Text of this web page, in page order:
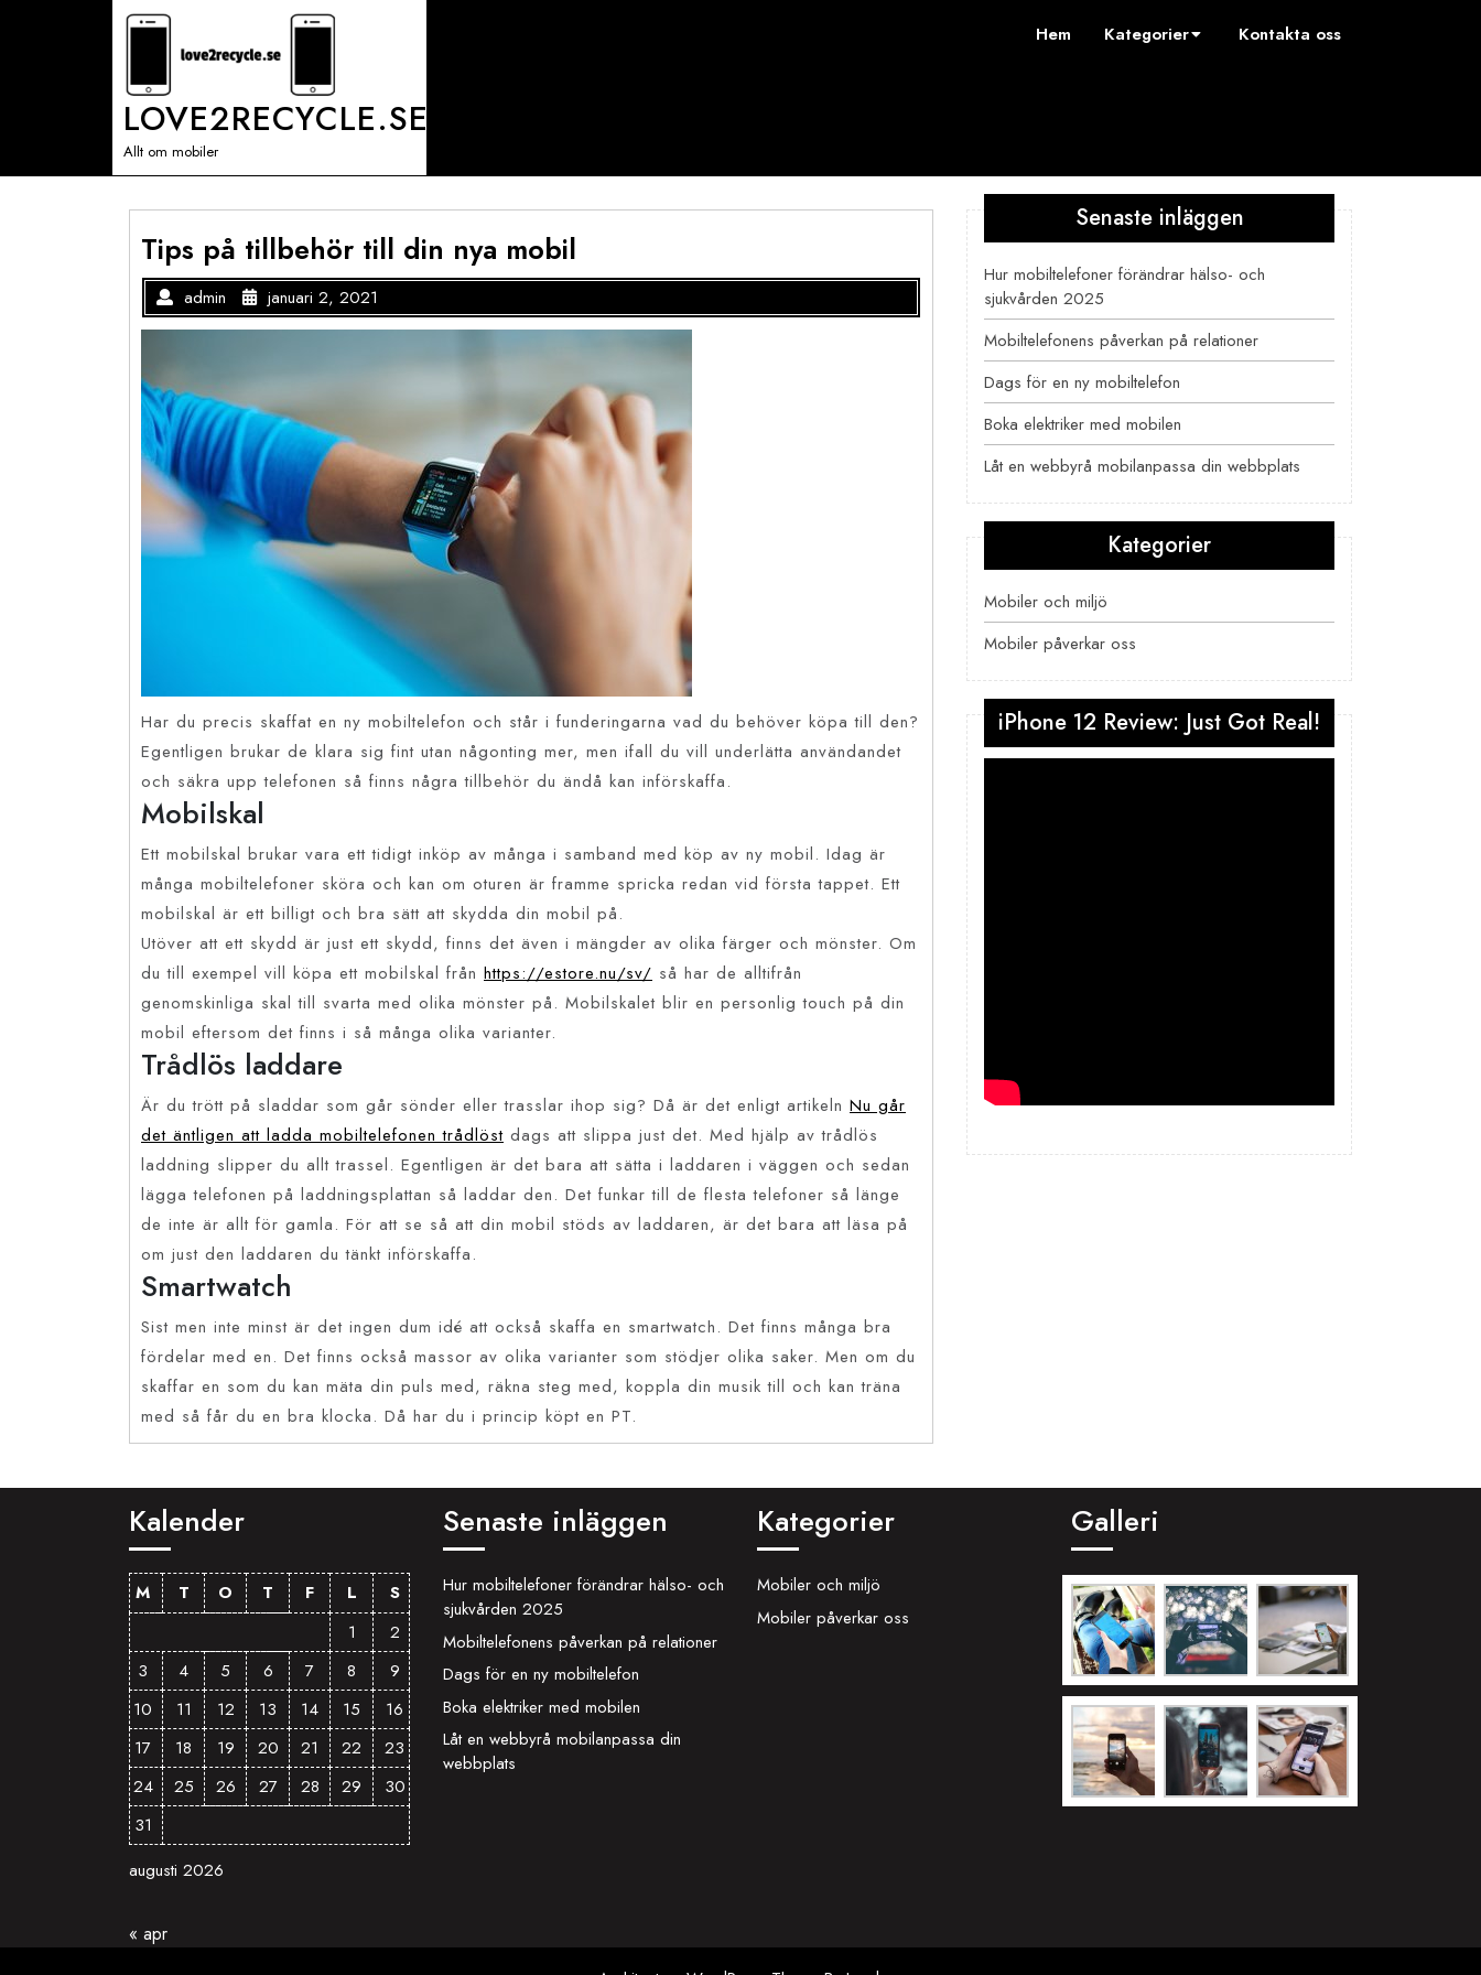
LOVE2RECYCLE.SE
Allt om mobiler
Hem Kategorier Kontakta oss
Tips på tillbehör till din nya mobil
admin januari 2, 2021
Har du precis skaffat en ny mobiltelefon och står i funderingarna vad du behöver köpa till den?
Egentligen brukar de klara sig fint utan någonting mer, men ifall du vill underlätta användandet
och säkra upp telefonen så finns några tillbehör du ändå kan införskaffa.
Mobilskal
Ett mobilskal brukar vara ett tidigt inköp av många i samband med köp av ny mobil. Idag är
många mobiltelefoner sköra och kan om oturen är framme spricka redan vid första tappet. Ett
mobilskal är ett billigt och bra sätt att skydda din mobil på.
Utöver att ett skydd är just ett skydd, finns det även i mängder av olika färger och mönster. Om
du till exempel vill köpa ett mobilskal från https://estore.nu/sv/ så har de alltifrån
genomskinliga skal till svarta med olika mönster på. Mobilskalet blir en personlig touch på din
mobil eftersom det finns i så många olika varianter.
Trådlös laddare
Är du trött på sladdar som går sönder eller trasslar ihop sig? Då är det enligt artikeln Nu går
det äntligen att ladda mobiltelefonen trådlöst dags att slippa just det. Med hjälp av trådlös
laddning slipper du allt trassel. Egentligen är det bara att sätta i laddaren i väggen och sedan
lägga telefonen på laddningsplattan så laddar den. Det funkar till de flesta telefoner så länge
de inte är allt för gamla. För att se så att din mobil stöds av laddaren, är det bara att läsa på
om just den laddaren du tänkt införskaffa.
Smartwatch
Sist men inte minst är det ingen dum idé att också skaffa en smartwatch. Det finns många bra
fördelar med en. Det finns också massor av olika varianter som stödjer olika saker. Men om du
skaffar en som du kan mäta din puls med, räkna steg med, koppla din musik till och kan träna
med så får du en bra klocka. Då har du i princip köpt en PT.
Senaste inläggen
Hur mobiltelefoner förändrar hälso- och
sjukvården 2025
Mobiltelefonens påverkan på relationer
Dags för en ny mobiltelefon
Boka elektriker med mobilen
Låt en webbyrå mobilanpassa din webbplats
Kategorier
Mobiler och miljö
Mobiler påverkar oss
iPhone 12 Review: Just Got Real!
Kalender
augusti 2026
M T O T F L
S
1
2
3
4 5 6 7 8
9
10
11 12 13 14 15
16
17
18 19 20 21 22
23
24
25 26 27 28 29
30
31
« apr
Senaste inläggen
Hur mobiltelefoner förändrar hälso- och
sjukvården 2025
Mobiltelefonens påverkan på relationer
Dags för en ny mobiltelefon
Boka elektriker med mobilen
Låt en webbyrå mobilanpassa din
webbplats
Kategorier
Mobiler och miljö
Mobiler påverkar oss
Galleri